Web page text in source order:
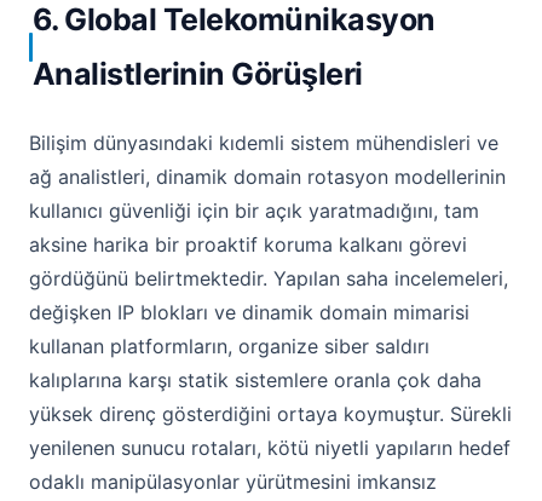
6. Global Telekomünikasyon
Analistlerinin Görüşleri
Bilişim dünyasındaki kıdemli sistem mühendisleri ve
ağ analistleri, dinamik domain rotasyon modellerinin
kullanıcı güvenliği için bir açık yaratmadığını, tam
aksine harika bir proaktif koruma kalkanı görevi
gördüğünü belirtmektedir. Yapılan saha incelemeleri,
değişken IP blokları ve dinamik domain mimarisi
kullanan platformların, organize siber saldırı
kalıplarına karşı statik sistemlere oranla çok daha
yüksek direnç gösterdiğini ortaya koymuştur. Sürekli
yenilenen sunucu rotaları, kötü niyetli yapıların hedef
odaklı manipülasyonlar yürütmesini imkansız